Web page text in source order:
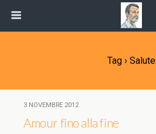
Tag › Salute
3 NOVEMBRE 2012
Amour fino alla fine